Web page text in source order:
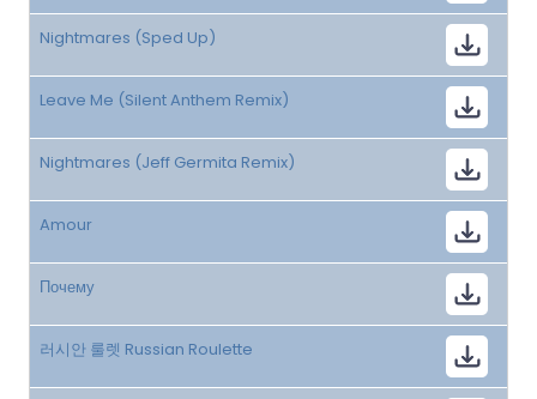
Nightmares (Sped Up)
Leave Me (Silent Anthem Remix)
Nightmares (Jeff Germita Remix)
Amour
Почему
러시안 룰렛 Russian Roulette